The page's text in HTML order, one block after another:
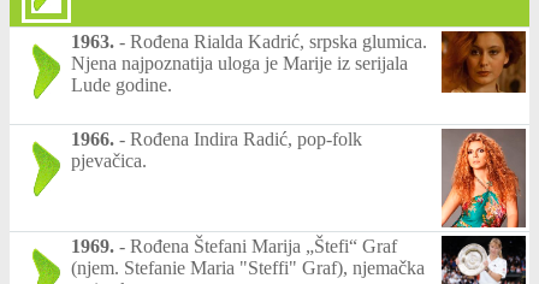
1963. - Rođena Rialda Kadrić, srpska glumica.
Njena najpoznatija uloga je Marije iz serijala
Lude godine.
1966. - Rođena Indira Radić, pop-folk
pjevačica.
1969. - Rođena Štefani Marija „Štefi“ Graf
(njem. Stefanie Maria "Steffi" Graf), njemačka